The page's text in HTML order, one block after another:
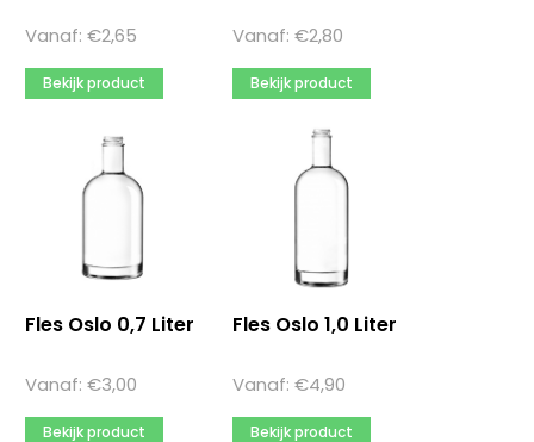
Vanaf: €2,65
Bekijk product
Vanaf:€2,80
Bekijk product
Fles Oslo 0,7 Liter
Vanaf: €3,00
Bekijk product
Fles Oslo 1,0 Liter
Vanaf:€4,90
Bekijk product